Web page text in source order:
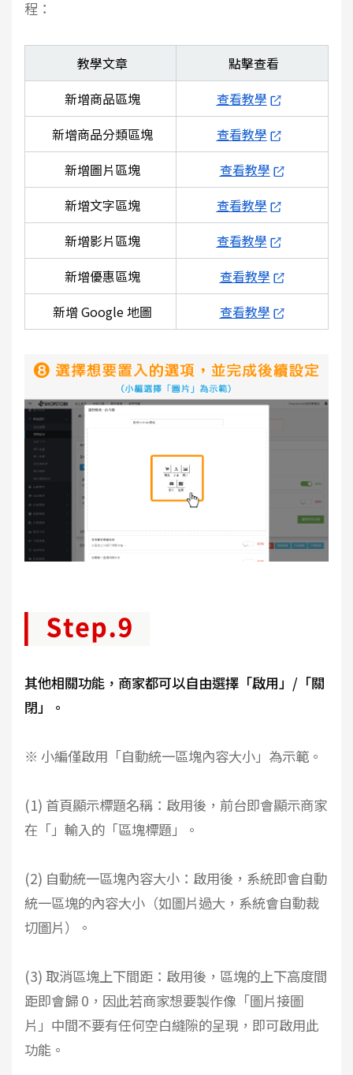
程：
教學文章
點擊查看
新增商品區塊
查看教學
新增商品分類區塊
查看教學
新增圖片區塊
查看教學
新增文字區塊
查看教學
新增影片區塊
查看教學
新增優惠區塊
查看教學
新增 Google 地圖
查看教學
其他相關功能，商家都可以自由選擇「啟用」/「關
閉」。
※ 小編僅啟用「自動統一區塊內容大小」為示範。
(1) 首頁顯示標題名稱：啟用後，前台即會顯示商家
在「」輸入的「區塊標題」。
(2) 自動統一區塊內容大小：啟用後，系統即會自動
統一區塊的內容大小（如圖片過大，系統會自動裁
切圖片）。
(3) 取消區塊上下間距：啟用後，區塊的上下高度間
距即會歸 0，因此若商家想要製作像「圖片接圖
片」中間不要有任何空白縫隙的呈現，即可啟用此
功能。